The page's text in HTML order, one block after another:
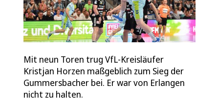
Mit neun Toren trug VfL-Kreisläufer
Kristjan Horzen maßgeblich zum Sieg der
Gummersbacher bei. Er war von Erlangen
nicht zu halten.